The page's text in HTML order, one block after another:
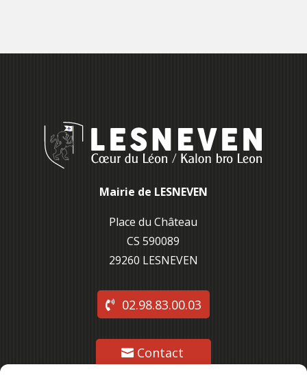
Mairie de LESNEVEN
Place du Château
CS 590089
29260 LESNEVEN
02.98.83.00.03
Contact